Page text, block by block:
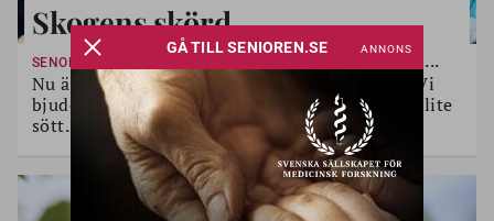
Skogens skörd
SENOMMARENS SMAKER Kantareller, blåbär, lingon...
Nu är det tid att njuta av råvaror från skogen. Vi
bjuder på recept på värmande rätter, dryck och lite
sött.